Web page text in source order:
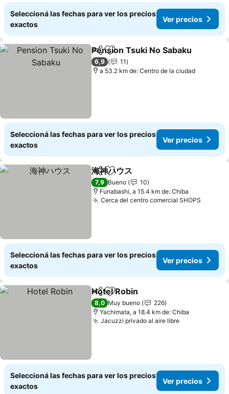
Seleccioná las fechas para ver los precios
exactos
Ver precios
CompartirAñadir a favoritos
Pension Tsuki No Sabaku
6,9
11
a 53.2 km de: Centro de la ciudad
Seleccioná las fechas para ver los precios
exactos
Ver precios
CompartirAñadir a favoritos
海神ハウス
7,9 Bueno
10
Funabashi, a 15.4 km de: Chiba
Cerca del centro comercial SHOPS
Seleccioná las fechas para ver los precios
exactos
Ver precios
CompartirAñadir a favoritos
Hotel Robin
8,0 Muy bueno
226
Yachimata, a 18.4 km de: Chiba
Jacuzzi privado al aire libre
Seleccioná las fechas para ver los precios
exactos
Ver precios